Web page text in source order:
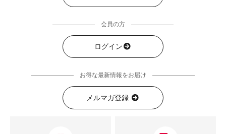
会員の方
ログイン
お得な最新情報をお届け
メルマガ登録